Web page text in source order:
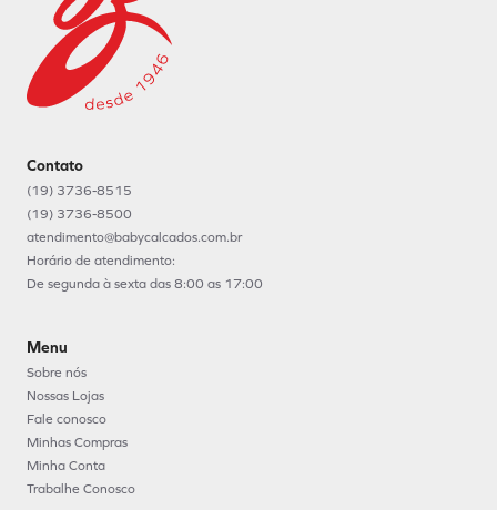
Contato
(19) 3736-8515
(19) 3736-8500
atendimento@babycalcados.com.br
Horário de atendimento:
De segunda à sexta das 8:00 as 17:00
Menu
Sobre nós
Nossas Lojas
Fale conosco
Minhas Compras
Minha Conta
Trabalhe Conosco